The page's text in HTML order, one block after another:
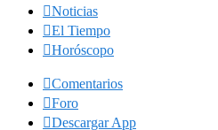
Noticias
El Tiempo
Horóscopo
Comentarios
Foro
Descargar App